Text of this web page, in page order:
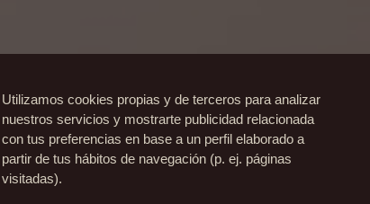
Utilizamos cookies propias y de terceros para analizar
nuestros servicios y mostrarte publicidad relacionada
con tus preferencias en base a un perfil elaborado a
partir de tus hábitos de navegación (p. ej. páginas
visitadas).